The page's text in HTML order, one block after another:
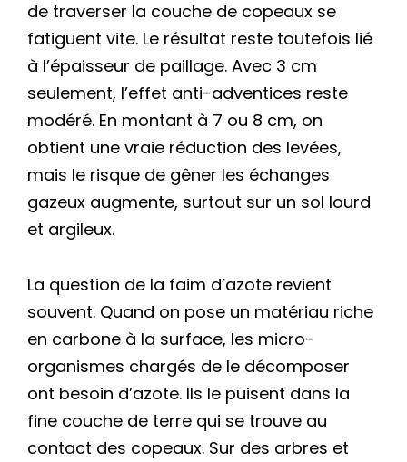
de traverser la couche de copeaux se
fatiguent vite. Le résultat reste toutefois lié
à l’épaisseur de paillage. Avec 3 cm
seulement, l’effet anti-adventices reste
modéré. En montant à 7 ou 8 cm, on
obtient une vraie réduction des levées,
mais le risque de gêner les échanges
gazeux augmente, surtout sur un sol lourd
et argileux.
La question de la faim d’azote revient
souvent. Quand on pose un matériau riche
en carbone à la surface, les micro-
organismes chargés de le décomposer
ont besoin d’azote. Ils le puisent dans la
fine couche de terre qui se trouve au
contact des copeaux. Sur des arbres et